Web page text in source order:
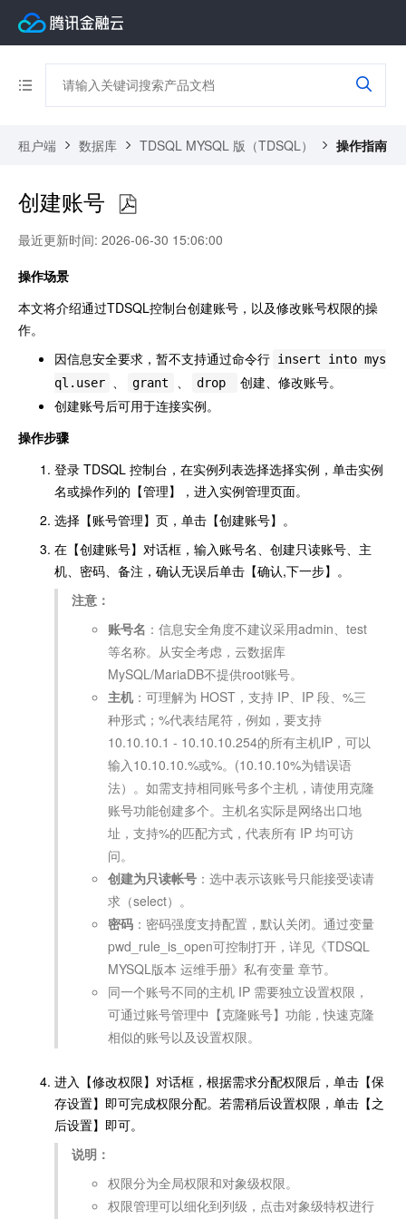
租户端 数据库 TDSQL MYSQL 版（TDSQL） 操作指南
创建账号
最近更新时间: 2026-06-30 15:06:00
操作场景
本文将介绍通过TDSQL控制台创建账号，以及修改账号权限的操
作。
因信息安全要求，暂不支持通过命令行 insert into mys
ql.user
grant drop
创建、修改账号。
创建账号后可用于连接实例。
操作步骤
登录 TDSQL 控制台，在实例列表选择选择实例，单击实例
名或操作列的【管理】，进入实例管理页面。
选择【账号管理】页，单击【创建账号】。
在【创建账号】对话框，输入账号名、创建只读账号、主
机、密码、备注，确认无误后单击【确认,下一步】。
注意：
账号名 ：信息安全角度不建议采用admin、test
等名称。从安全考虑，云数据库
MySQL/MariaDB不提供root账号。
主机 ：可理解为 HOST，支持 IP、IP 段、%三
种形式；%代表结尾符，例如，要支持
10.10.10.1 - 10.10.10.254的所有主机IP，可以
输入10.10.10.%或%。(10.10.10%为错误语
法）。如需支持相同账号多个主机，请使用克隆
账号功能创建多个。主机名实际是网络出口地
址，支持%的匹配方式，代表所有 IP 均可访
问。
创建为只读帐号 ：选中表示该账号只能接受读请
求（select）。
密码 ：密码强度支持配置，默认关闭。通过变量
pwd_rule_is_open可控制打开，详见《TDSQL
MYSQL版本 运维手册》私有变量 章节。
同一个账号不同的主机 IP 需要独立设置权限，
可通过账号管理中【克隆账号】功能，快速克隆
相似的账号以及设置权限。
进入【修改权限】对话框，根据需求分配权限后，单击【保
存设置】即可完成权限分配。若需稍后设置权限，单击【之
后设置】即可。
说明：
权限分为全局权限和对象级权限。
权限管理可以细化到列级，点击对象级特权进行